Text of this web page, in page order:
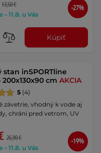
13,50 €
– 11.8. u Vás
-27%
Kúpiť
stan inSPORTline
200x130x90 cmAKCIA
5 (4)
závetrie, vhodný k vode aj
chráni pred vetrom, UV
26,90 €
– 11.8. u Vás
-19%